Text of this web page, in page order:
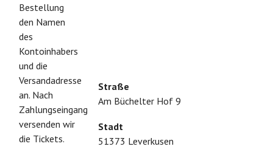
Bestellung
den Namen
des
Kontoinhabers
und die
Versandadresse
an. Nach
Zahlungseingang
versenden wir
die Tickets.
Straße
Am Büchelter Hof 9
Stadt
51373 Leverkusen